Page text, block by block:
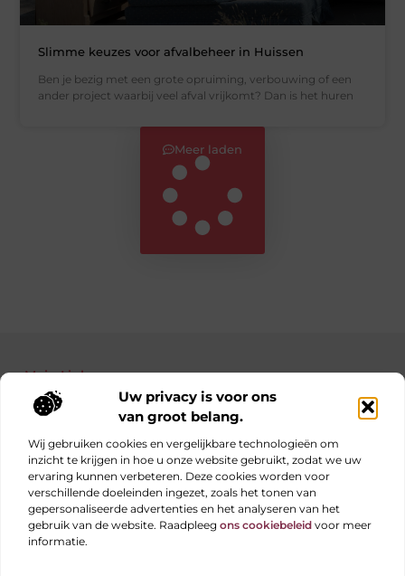
Uw privacy is voor ons
van groot belang.
Wij gebruiken cookies en vergelijkbare technologieën om
inzicht te krijgen in hoe u onze website gebruikt, zodat we uw
ervaring kunnen verbeteren. Deze cookies worden voor
verschillende doeleinden ingezet, zoals het tonen van
gepersonaliseerde advertenties en het analyseren van het
gebruik van de website. Raadpleeg ons cookiebeleid voor meer
informatie.
Slimme keuzes voor afvalbeheer in Huissen
Ben je bezig met een grote opruiming, verbouwing of een
ander project waarbij veel afval vrijkomt? Dan is het huren
Meer laden
Main Links
Bekende Nederlanders
Elke dag iets nieuws op obs-beukenlaan.nl
Blogs vol inspiratie, inzichten en tips voor jouw dagelijks
leven.